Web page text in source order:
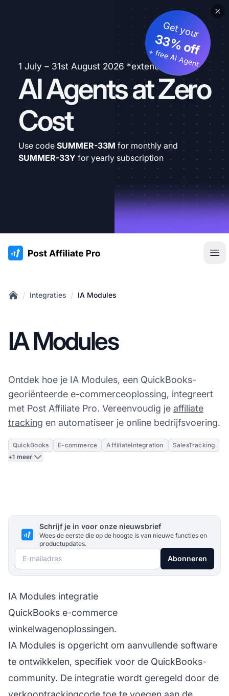
1 July – 31st August 2026 *extended
AI Agents at Zero
Cost
Get your
33% off
+ free AI Agent
Use code SUMMER-33M for monthly and
SUMMER-33Y for yearly subscription
:site.title
/ Integraties / IA Modules
IA Modules
Ontdek hoe je IA Modules, een QuickBooks-
georiënteerde e-commerceoplossing, integreert
met Post Affiliate Pro. Vereenvoudig je affiliate
tracking en automatiseer je online bedrijfsvoering.
QuickBooks E-commerce AffiliateIntegration
SalesTracking
+1 meer
Schrijf je in voor onze nieuwsbrief
Wees de eerste die op de hoogte is van nieuwe functies en
productupdates.
E-mailadres Abonneren
IA Modules integratie
QuickBooks e-commerce
winkelwagenoplossingen.
IA Modules is opgericht om aanvullende software
te ontwikkelen, specifiek voor de QuickBooks-
community. De integratie wordt geregeld door de